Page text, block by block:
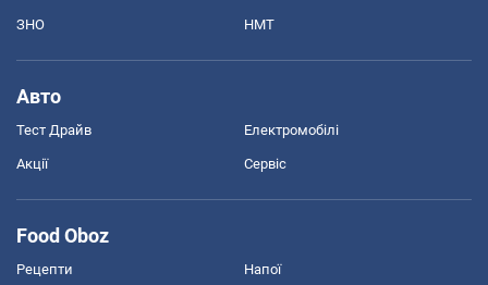
ЗНО НМТ
Авто
Тест Драйв Електромобілі
Акції Сервіс
Food Oboz
Рецепти Напої